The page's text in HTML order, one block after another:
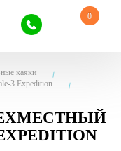
0
каяки
3 Expedition